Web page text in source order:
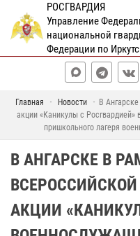
РОСГВАРДИЯ
Управление
национальной
Федерации по
Главная Новости
В
акции «Каникулы с Росгвардией»
пришкольного лагеря
В АНГАРСКЕ В
АКЦИИ